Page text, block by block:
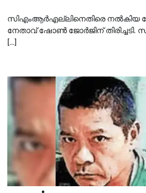
സിഎംആർഎല്ലിനെതിരെ നല്‍കിയ
നേതാവ് ഷോണ്‍ ജോർജിന്
[…]